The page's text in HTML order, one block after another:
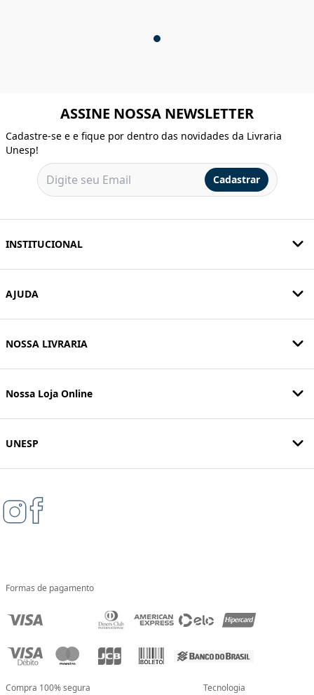
ASSINE NOSSA NEWSLETTER
Cadastre-se e e fique por dentro das novidades da Livraria
Unesp!
Cadastrar
INSTITUCIONAL
AJUDA
NOSSA LIVRARIA
Nossa Loja Online
UNESP
Formas de pagamento
Compra 100% segura Tecnologia